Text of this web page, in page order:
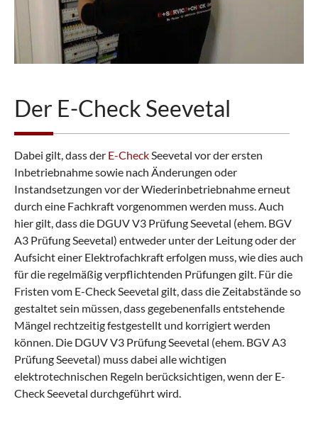
Der E-Check Seevetal
Dabei gilt, dass der E-Check Seevetal vor der ersten
Inbetriebnahme sowie nach Änderungen oder
Instandsetzungen vor der Wiederinbetriebnahme erneut
durch eine Fachkraft vorgenommen werden muss. Auch
hier gilt, dass die DGUV V3 Prüfung Seevetal (ehem. BGV
A3 Prüfung Seevetal) entweder unter der Leitung oder der
Aufsicht einer Elektrofachkraft erfolgen muss, wie dies auch
für die regelmäßig verpflichtenden Prüfungen gilt. Für die
Fristen vom E-Check Seevetal gilt, dass die Zeitabstände so
gestaltet sein müssen, dass gegebenenfalls entstehende
Mängel rechtzeitig festgestellt und korrigiert werden
können. Die DGUV V3 Prüfung Seevetal (ehem. BGV A3
Prüfung Seevetal) muss dabei alle wichtigen
elektrotechnischen Regeln berücksichtigen, wenn der E-
Check Seevetal durchgeführt wird.